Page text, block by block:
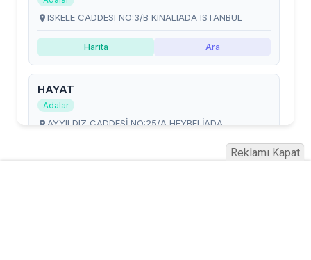
Reklamı Kapat